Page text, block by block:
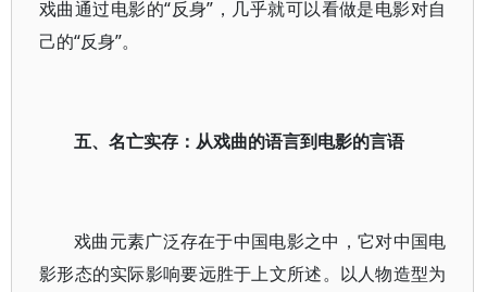
戏曲通过电影的“反身”，几乎就可以看做是电影对自
己的“反身”。
五、名亡实存：从戏曲的语言到电影的言语
戏曲元素广泛存在于中国电影之中，它对中国电
影形态的实际影响要远胜于上文所述。以人物造型为